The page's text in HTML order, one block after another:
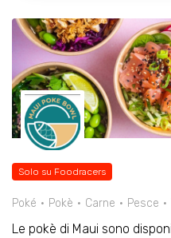
Solo su Foodracers
Poké Pokè Carne Pesce
Le pokè di Maui sono